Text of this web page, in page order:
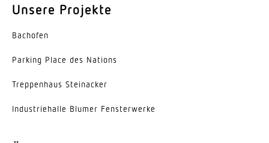
Unsere Projekte
Bachofen
Parking Place des Nations
Trep­penhaus Steinacker
Indus­trie­halle Blumer Fensterwerke